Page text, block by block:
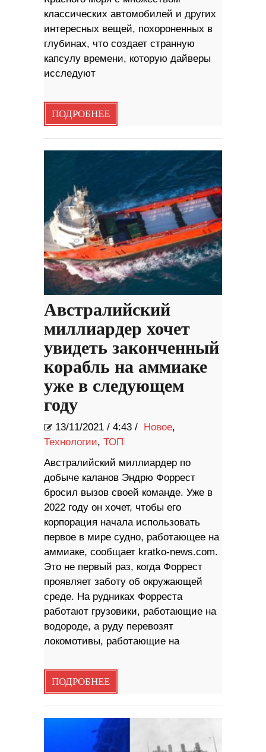
классических автомобилей и других
интересных вещей, похороненных в
глубинах, что создает странную
капсулу времени, которую дайверы
исследуют
ПОДРОБНЕЕ
Австралийский
миллиардер хочет
увидеть законченный
корабль на аммиаке
уже в следующем
году
13/11/2021 / 4:43 / Новое,
Технологии, ТОП
Австралийский миллиардер по
добыче каланов Эндрю Форрест
бросил вызов своей команде. Уже в
2022 году он хочет, чтобы его
корпорация начала использовать
первое в мире судно, работающее на
аммиаке, сообщает kratko-news.com.
Это не первый раз, когда Форрест
проявляет заботу об окружающей
среде. На рудниках Форреста
работают грузовики, работающие на
водороде, а руду перевозят
локомотивы, работающие на
ПОДРОБНЕЕ